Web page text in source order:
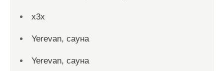
x3x
Yerevan, сауна
Yerevan, сауна